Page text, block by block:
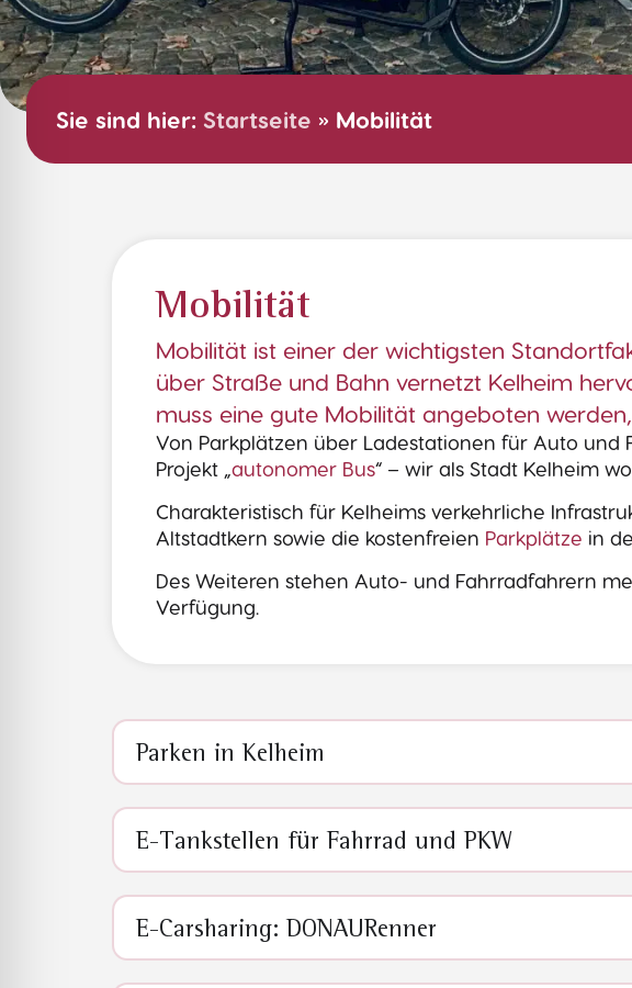
Sie sind hier: Startseite » Mobilität
Mobilität
Mobilität ist einer der wichtigsten
über Straße und Bahn vernetzt Kelheim
muss eine gute Mobilität angeboten
Von Parkplätzen über Ladestationen für Auto und
Projekt „ autonomer Bus“ – wir als Stadt Kelheim
Charakteristisch für Kelheims verkehrliche
Altstadtkern sowie die kostenfreien Parkplätze in
Des Weiteren stehen Auto- und Fahrradfahrern
Verfügung.
Parken in Kelheim
E-Tankstellen für Fahrrad und PKW
E-Carsharing: DONAURenner